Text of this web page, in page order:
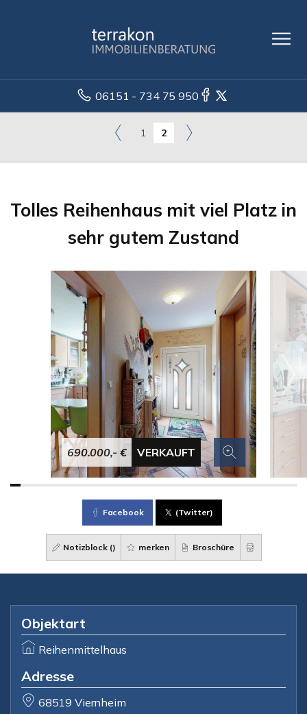
06151 - 734 75 950
1 2
Tolles Reihenhaus mit viel Platz in
sehr gutem Zustand
690.000,- € VERKAUFT
Facebook (Twitter)
Notizblock () merken Broschüre
Objektart
Reihenmittelhaus
Adresse
68519 Viernheim